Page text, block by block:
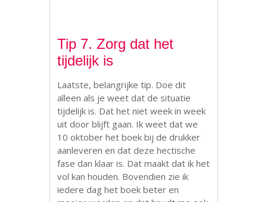
Tip 7. Zorg dat het
tijdelijk is
Laatste, belangrijke tip. Doe dit
alleen als je weet dat de situatie
tijdelijk is. Dat het niet week in week
uit door blijft gaan. Ik weet dat we
10 oktober het boek bij de drukker
aanleveren en dat deze hectische
fase dan klaar is. Dat maakt dat ik het
vol kan houden. Bovendien zie ik
iedere dag het boek beter en